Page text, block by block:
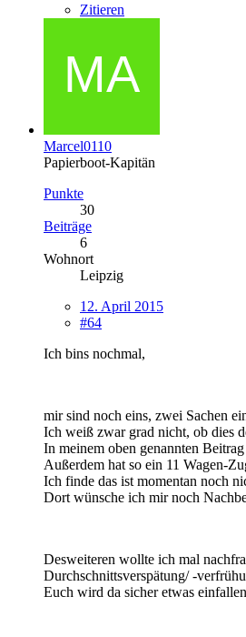
Zitieren
Marcel0110
Papierboot-Kapitän
Punkte
30
Beiträge
6
Wohnort
Leipzig
12. April 2015
#64
Ich bins nochmal,
mir sind noch eins, zwei Sachen
Ich weiß zwar grad nicht, ob dies
In meinem oben genannten
Außerdem hat so ein 11 Wagen-
Ich finde das ist momentan noch
Dort wünsche ich mir noch
Desweiteren wollte ich mal
Durchschnittsverspätung/ -
Euch wird da sicher etwas